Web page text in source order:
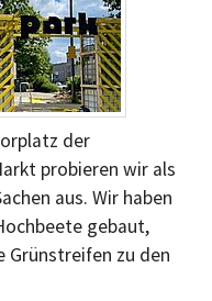
der
probieren wir als
aus. Wir haben
gebaut,
zu den